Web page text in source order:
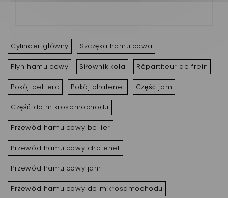
Cylinder główny Szczęka hamulcowa
Płyn hamulcowy Siłownik koła Répartiteur de frein
Pokój belliera Pokój chatenet Część jdm
Część do mikrosamochodu
Przewód hamulcowy bellier
Przewód hamulcowy chatenet
Przewód hamulcowy jdm
Przewód hamulcowy do mikrosamochodu